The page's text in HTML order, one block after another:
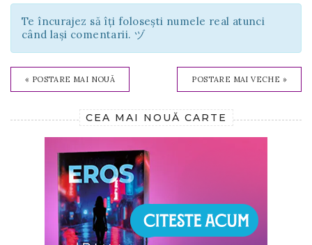
Te încurajez să îți folosești numele real atunci
când lași comentarii. ヅ
« POSTARE MAI NOUĂ POSTARE MAI VECHE »
CEA MAI NOUĂ CARTE